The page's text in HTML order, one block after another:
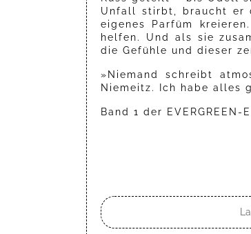
Unfall stirbt, braucht er
eigenes Parfüm
helfen. Und als sie
die Gefühle und dieser
»Niemand schreibt
Niemeitz. Ich habe alles
Band 1 der EVERGREEN-